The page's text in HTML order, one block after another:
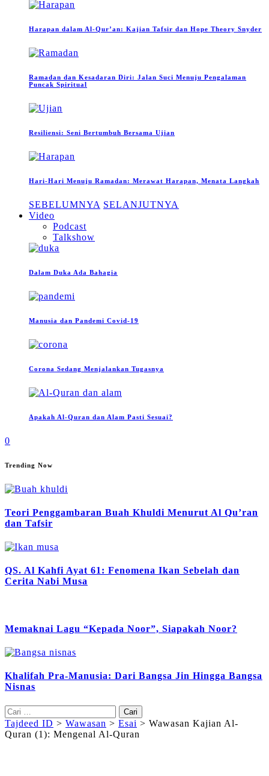
Harapan dalam Al-Qur’an: Kajian Tafsir dan Hope Theory Snyder
Ramadan dan Kesadaran Diri: Jalan Suci Menuju Pengalaman
Puncak Spiritual
Resiliensi: Seni Bertumbuh Bersama Ujian
Hari-Hari Menuju Ramadan: Merawat Harapan, Menata Langkah
SEBELUMNYA SELANJUTNYA
Video
Podcast
Talkshow
Dalam Duka Ada Bahagia
Manusia dan Pandemi Covid-19
Corona Sedang Menjalankan Tugasnya
Apakah Al-Quran dan Alam Pasti Sesuai?
0
Trending Now
Teori Penggambaran Buah Khuldi Menurut Al Qu’ran
dan Tafsir
QS. Al Kahfi Ayat 61: Fenomena Ikan Sebelah dan
Cerita Nabi Musa
Memaknai Lagu “Kepada Noor”, Siapakah Noor?
Khalifah Pra-Manusia: Dari Bangsa Jin Hingga Bangsa
Nisnas
Cari
untuk:
Tajdeed ID > Wawasan > Esai > Wawasan Kajian Al-
Quran (1): Mengenal Al-Quran